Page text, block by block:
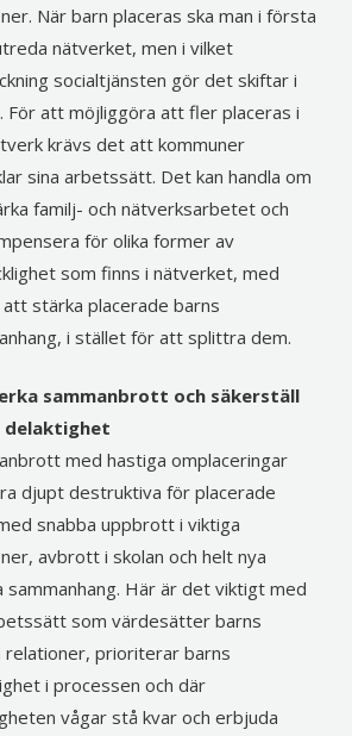
När barn placeras ska man i första
nätverket, men i vilket
socialtjänsten gör det skiftar i
För att möjliggöra att fler placeras i
krävs det att kommuner
sina arbetssätt. Det kan handla om
familj- och nätverksarbetet och
för olika former av
som finns i nätverket, med
stärka placerade barns
i stället för att splittra dem.
sammanbrott och säkerställ
delaktighet
med hastiga omplaceringar
djupt destruktiva för placerade
snabba uppbrott i viktiga
avbrott i skolan och helt nya
sammanhang. Här är det viktigt med
som värdesätter barns
relationer, prioriterar barns
i processen och där
vågar stå kvar och erbjuda